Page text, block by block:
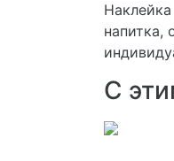
напитка,
С